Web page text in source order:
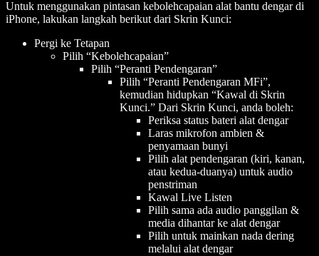
Untuk menggunakan pintasan kebolehcapaian alat bantu dengar di
iPhone, lakukan langkah berikut dari Skrin Kunci:
Pergi ke Tetapan
Pilih “Kebolehcapaian”
Pilih “Peranti Pendengaran”
Pilih “Peranti Pendengaran MFi”,
kemudian hidupkan “Kawal di Skrin
Kunci.” Dari Skrin Kunci, anda boleh:
Periksa status bateri alat dengar
Laras mikrofon ambien &
penyamaan bunyi
Pilih alat pendengaran (kiri, kanan,
atau kedua-duanya) untuk audio
penstriman
Kawal Live Listen
Pilih sama ada audio panggilan &
media dihantar ke alat dengar
Pilih untuk mainkan nada dering
melalui alat dengar